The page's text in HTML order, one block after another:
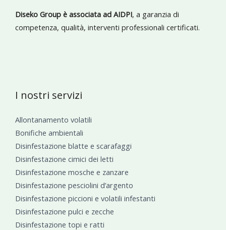
Diseko Group è associata ad AIDPI, a garanzia di
competenza, qualità, interventi professionali certificati.
I nostri servizi
Allontanamento volatili
Bonifiche ambientali
Disinfestazione blatte e scarafaggi
Disinfestazione cimici dei letti
Disinfestazione mosche e zanzare
Disinfestazione pesciolini d’argento
Disinfestazione piccioni e volatili infestanti
Disinfestazione pulci e zecche
Disinfestazione topi e ratti